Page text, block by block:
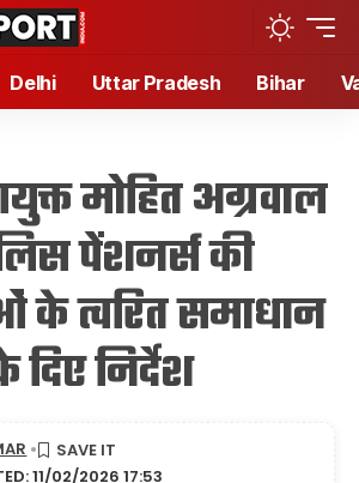
Delhi Uttar Pradesh Bihar
मोहित अग्रवाल
पेंशनर्स की
त्वरित समाधान
दिए निर्देश
11/02/2026 17:53